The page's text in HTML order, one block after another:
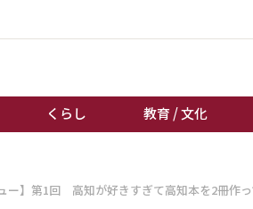
くらし 教育 / 文化
ュー】第1回 高知が好きすぎて高知本を2冊